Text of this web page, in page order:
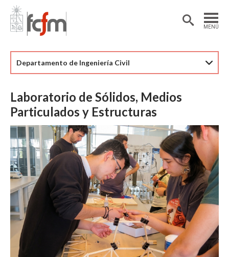
MENÚ
Estudiantes
Académicas/os
Departamento de Ingeniería Civil
Laboratorio de Sólidos, Medios
Particulados y Estructuras